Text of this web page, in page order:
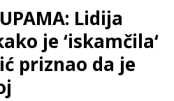
Lidija
je ‘iskamčila‘
priznao da je